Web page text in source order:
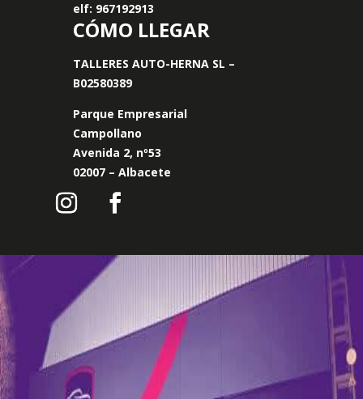
elf: 967192913
CÓMO LLEGAR
TALLERES AUTO-HERNA SL –
B02580389
Parque Empresarial
Campollano
Avenida 2, nº53
02007 – Albacete